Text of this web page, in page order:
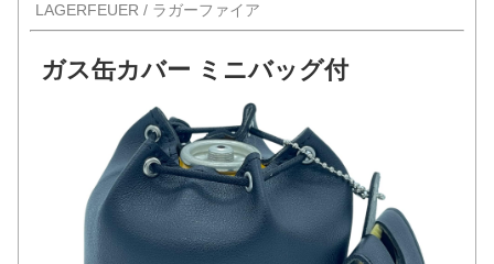
LAGERFEUER / ラガーファイア
ガス缶カバー ミニバッグ付